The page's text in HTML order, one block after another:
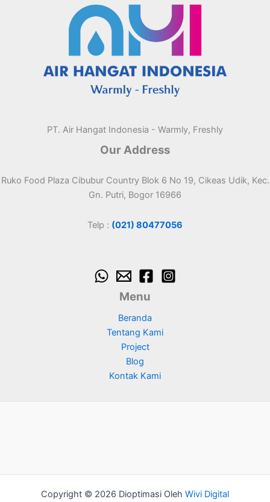
PT. Air Hangat Indonesia - Warmly, Freshly
Our Address
Ruko Food Plaza Cibubur Country Blok 6 No 19, Cikeas Udik, Kec.
Gn. Putri, Bogor 16966
Telp : (021) 80477056
Menu
Beranda
Tentang Kami
Project
Blog
Kontak Kami
Copyright © 2026 Dioptimasi Oleh Wivi Digital